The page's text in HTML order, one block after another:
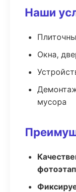
Наши
Окна,
мусора